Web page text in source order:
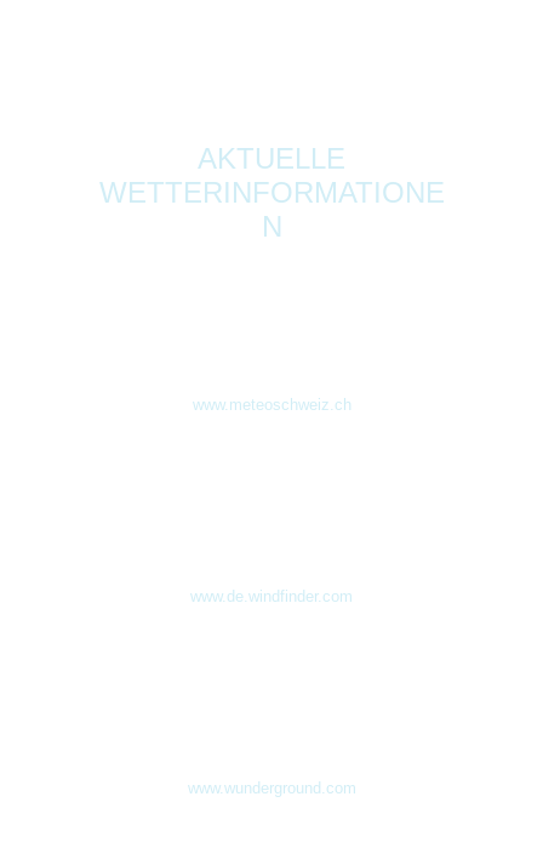
AKTUELLE
WETTERINFORMATIONE
N
www.meteoschweiz.ch
www.de.windfinder.com
www.wunderground.com